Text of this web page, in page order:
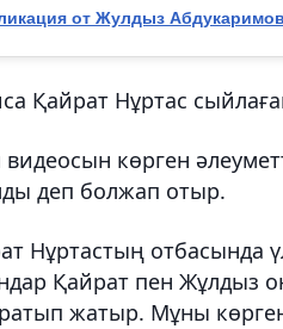
от Жулдыз
Қайрат Нұртас
көрген
деп болжап отыр.
Нұртастың отбасында
Қайрат пен Жұлдыз
жатыр. Мұны